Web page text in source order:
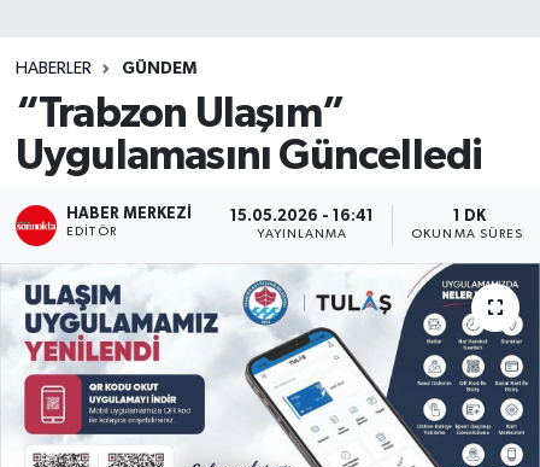
HABERLER GÜNDEM
“Trabzon Ulaşım”
Uygulamasını Güncelledi
HABER MERKEZI
EDITÖR
15.05.2026 - 16:41
YAYINLANMA
1 DK
OKUNMA SÜRESI
Teknoloji
TRABZON
TRABZONSPOR
Yaşam